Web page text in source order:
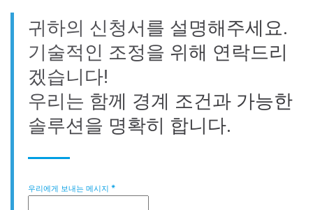
귀하의 신청서를 설명해주세요.
기술적인 조정을 위해 연락드리
겠습니다!
우리는 함께 경계 조건과 가능한
솔루션을 명확히 합니다.
우리에게 보내는 메시지 *